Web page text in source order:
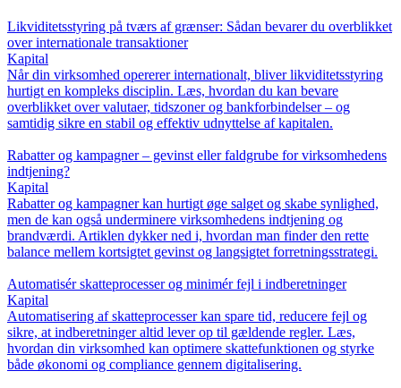
Likviditetsstyring på tværs af grænser: Sådan bevarer du overblikket
over internationale transaktioner
Kapital
Når din virksomhed opererer internationalt, bliver likviditetsstyring
hurtigt en kompleks disciplin. Læs, hvordan du kan bevare
overblikket over valutaer, tidszoner og bankforbindelser – og
samtidig sikre en stabil og effektiv udnyttelse af kapitalen.
Rabatter og kampagner – gevinst eller faldgrube for virksomhedens
indtjening?
Kapital
Rabatter og kampagner kan hurtigt øge salget og skabe synlighed,
men de kan også underminere virksomhedens indtjening og
brandværdi. Artiklen dykker ned i, hvordan man finder den rette
balance mellem kortsigtet gevinst og langsigtet forretningsstrategi.
Automatisér skatteprocesser og minimér fejl i indberetninger
Kapital
Automatisering af skatteprocesser kan spare tid, reducere fejl og
sikre, at indberetninger altid lever op til gældende regler. Læs,
hvordan din virksomhed kan optimere skattefunktionen og styrke
både økonomi og compliance gennem digitalisering.